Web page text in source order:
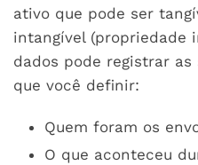
ativo que pode ser
intangível (propriedade
dados pode registrar
que você definir:
Quem foram os
O que aconteceu